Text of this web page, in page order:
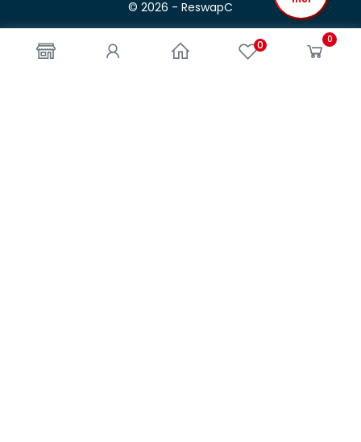
0 0
© 2026 - ReswapC